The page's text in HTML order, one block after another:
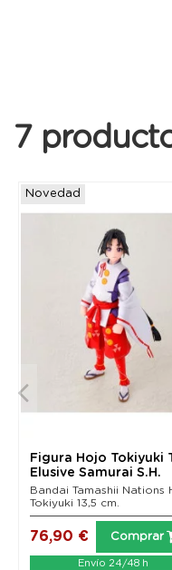
7
Novedad
Figura Hojo Tokiyuki
Elusive Samurai S.H.
Figuarts
Bandai Tamashii Nations
Tokiyuki 13,5 cm.
76,90 € Comprar
Envío 24/48 h